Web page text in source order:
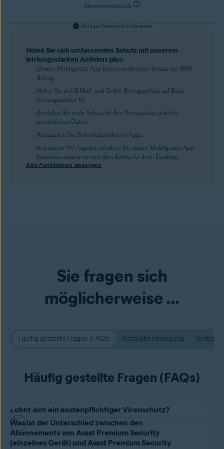
Holen Sie sich umfassenden Schutz mit unserem
leistungsstarken Antivirus plus:
Unsere Mobilgeräte-App bietet modernsten Schutz vor SMS-
Betrug
Holen Sie sich E-Mail- und Online-Betrugsschutz auf Basis
leistungsstarker KI.
Genießen Sie mehr Schutz für Ihre Privatsphäre und Ihre
persönlichen Daten.
Reduzieren Sie Sicherheitsrisiken in Apps.
In unserem 1+1-Angebot erhalten Sie unsere Mobilgeräte-App
kostenlos zusammen mit dem Schutz für ihren Desktop.
Alle Funktionen anzeigen
Abonnementdetails
30-Tage-Geld-zurück-Garantie
Sie fragen sich
möglicherweise ...
Häufig gestellte Fragen (FAQs) Installationsvorgang
Häufig gestellte Fragen (FAQs)
Lohnt sich ein kostenpflichtiger Virenschutz?
Kostenlose Antivirus-Softwaregewährleistet Ihnen zwar
grundlegenden Schutz; Premium-Optionen hingegen bieten
Was ist der Unterschied zwischen den
Abonnements von Avast Premium Security
(einzelnes Gerät) und Avast Premium Security